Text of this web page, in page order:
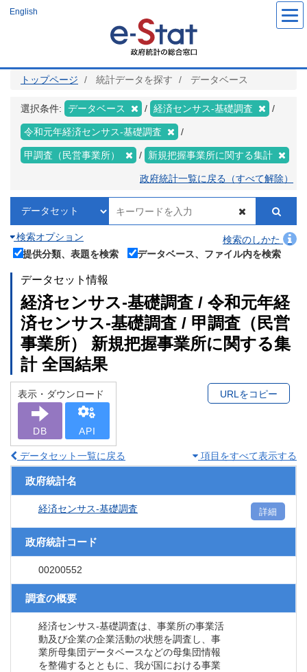
ツ
English
トップページ 統計データを探す データベース
選択条件: データベース 経済センサス‐基礎調査
令和元年経済センサス‐基礎調査
甲調査（民営事業所） 新規把握事業所に関する集計
政府統計一覧に戻る（すべて解除）
検索オプション
検索のしかた
提供分類、表題を検索
データベース、ファイル内を検索
データセット情報
経済センサス‐基礎調査 / 令和元年経
済センサス‐基礎調査 / 甲調査（民営
事業所） 新規把握事業所に関する集
計 全国結果
表示・ダウンロード
DB API
URLをコピー
データセット一覧に戻る 項目をすべて表示する
政府統計名
経済センサス‐基礎調査 詳細
政府統計コード
00200552
調査の概要
経済センサス‐基礎調査は、事業所の事業活
動及び企業の企業活動の状態を調査し、事
業所母集団データベースなどの母集団情報
を整備するとともに、我が国における事業